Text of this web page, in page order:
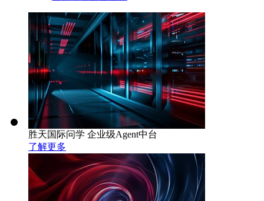
胜天国际问学 企业级Agent中台
了解更多